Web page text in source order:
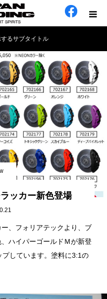
るサブタイトル
ッカー新色登場
、フォリアテックより、ブ
ハイパーゴールドＭが新登
しています。塗料に3:1の